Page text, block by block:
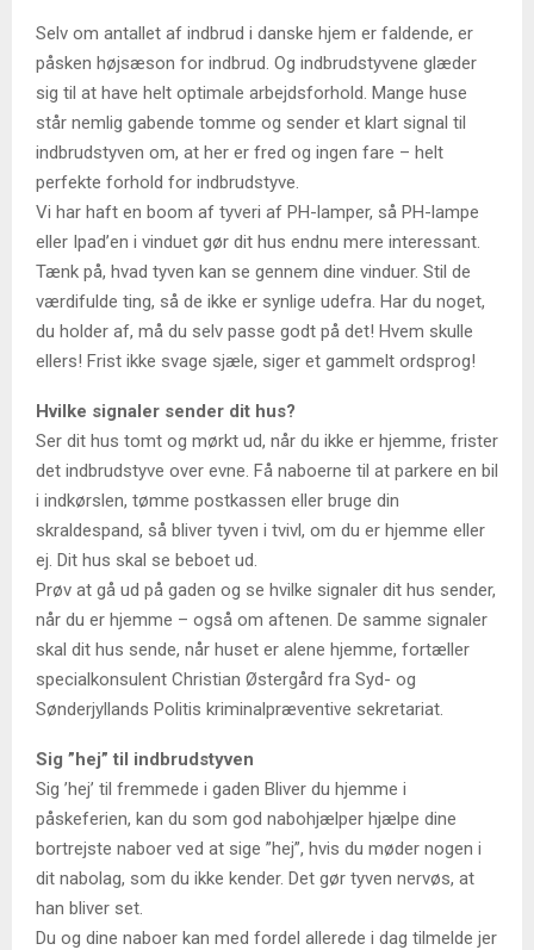
Selv om antallet af indbrud i danske hjem er faldende, er
påsken højsæson for indbrud. Og indbrudstyvene glæder
sig til at have helt optimale arbejdsforhold. Mange huse
står nemlig gabende tomme og sender et klart signal til
indbrudstyven om, at her er fred og ingen fare – helt
perfekte forhold for indbrudstyve.
Vi har haft en boom af tyveri af PH-lamper, så PH-lampe
eller Ipad’en i vinduet gør dit hus endnu mere interessant.
Tænk på, hvad tyven kan se gennem dine vinduer. Stil de
værdifulde ting, så de ikke er synlige udefra. Har du noget,
du holder af, må du selv passe godt på det! Hvem skulle
ellers! Frist ikke svage sjæle, siger et gammelt ordsprog!
Hvilke signaler sender dit hus?
Ser dit hus tomt og mørkt ud, når du ikke er hjemme, frister
det indbrudstyve over evne. Få naboerne til at parkere en bil
i indkørslen, tømme postkassen eller bruge din
skraldespand, så bliver tyven i tvivl, om du er hjemme eller
ej. Dit hus skal se beboet ud.
Prøv at gå ud på gaden og se hvilke signaler dit hus sender,
når du er hjemme – også om aftenen. De samme signaler
skal dit hus sende, når huset er alene hjemme, fortæller
specialkonsulent Christian Østergård fra Syd- og
Sønderjyllands Politis kriminalpræventive sekretariat.
Sig ”hej” til indbrudstyven
Sig ’hej’ til fremmede i gaden Bliver du hjemme i
påskeferien, kan du som god nabohjælper hjælpe dine
bortrejste naboer ved at sige ”hej”, hvis du møder nogen i
dit nabolag, som du ikke kender. Det gør tyven nervøs, at
han bliver set.
Du og dine naboer kan med fordel allerede i dag tilmelde jer